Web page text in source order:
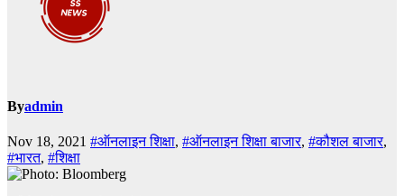
Byadmin
Nov 18, 2021 #ऑनलाइन शिक्षा, #ऑनलाइन शिक्षा बाजार, #कौशल बाजार,
#भारत, #शिक्षा